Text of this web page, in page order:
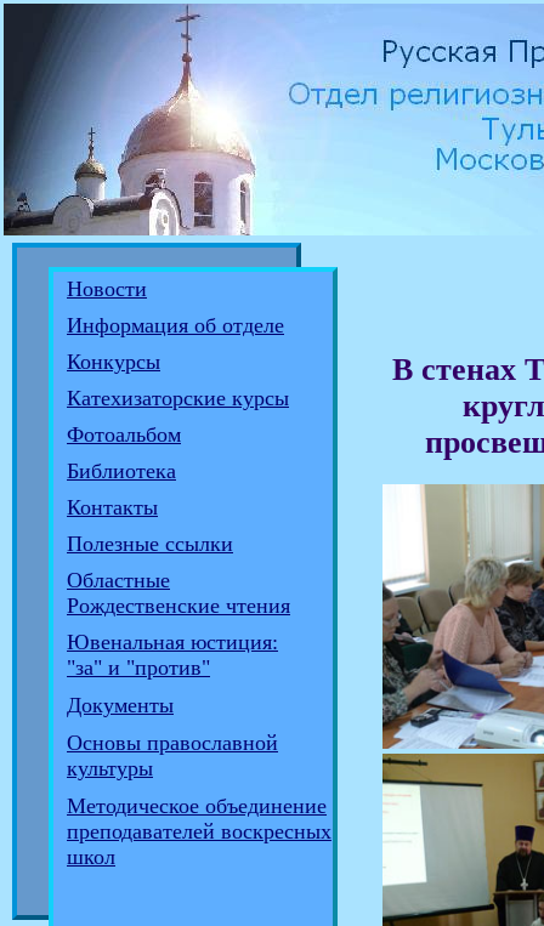
Новости
Информация об отделе
Конкурсы
Катехизаторские курсы
Фотоальбом
Библиотека
Контакты
Полезные ссылки
Областные
Рождественские чтения
Ювенальная юстиция:
"за" и "против"
Документы
Основы православной
культуры
Методическое объединение
преподавателей воскресных
школ
В стенах